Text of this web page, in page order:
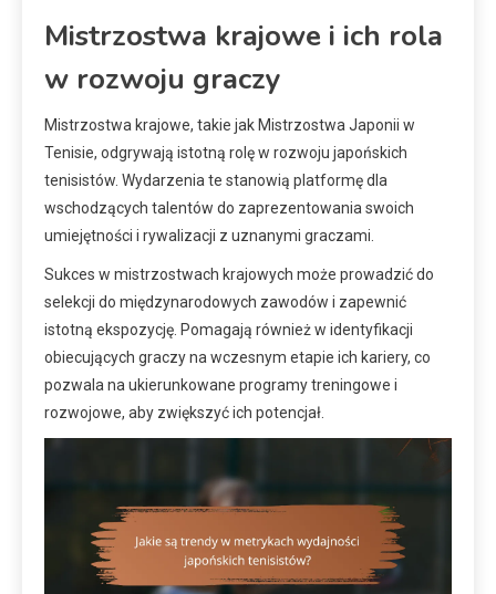
Mistrzostwa krajowe i ich rola
w rozwoju graczy
Mistrzostwa krajowe, takie jak Mistrzostwa Japonii w
Tenisie, odgrywają istotną rolę w rozwoju japońskich
tenisistów. Wydarzenia te stanowią platformę dla
wschodzących talentów do zaprezentowania swoich
umiejętności i rywalizacji z uznanymi graczami.
Sukces w mistrzostwach krajowych może prowadzić do
selekcji do międzynarodowych zawodów i zapewnić
istotną ekspozycję. Pomagają również w identyfikacji
obiecujących graczy na wczesnym etapie ich kariery, co
pozwala na ukierunkowane programy treningowe i
rozwojowe, aby zwiększyć ich potencjał.